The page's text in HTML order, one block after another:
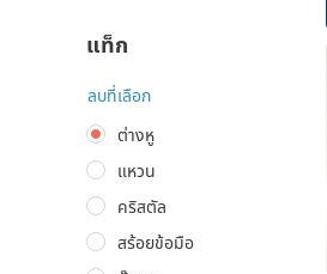
แท็ก
ลบที่เลือก
ต่างหู
แหวน
คริสตัล
สร้อยข้อมือ